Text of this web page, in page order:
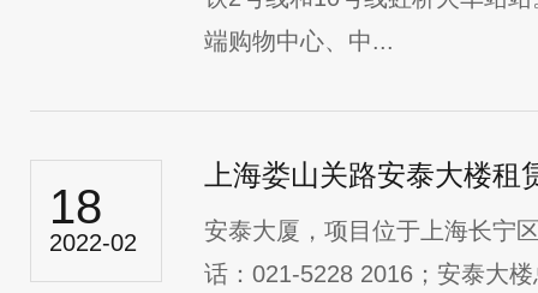
端购物中心、中...
18
2022-02
上海娄山关路安泰大楼租
安泰大厦，项目位于上海长宁
话：021-5228 2016；安泰大